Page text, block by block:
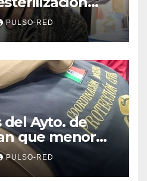
gatos
PULSO-RED
del Ayto. de
que menor
por
caer en una
PULSO-RED